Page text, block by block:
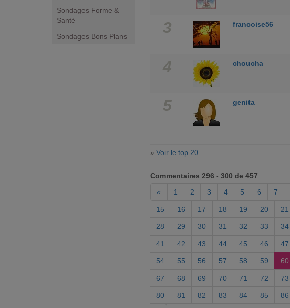
Sondages Forme &
Santé
Sondages Bons Plans
3 francoise56
4 choucha
5 genita
» Voir le top 20
Commentaires 296 - 300 de 457
«
1 2 3 4 5 6 7
15 16 17 18 19 20 21
28 29 30 31 32 33 34
41 42 43 44 45 46 47
54 55 56 57 58 59 60
67 68 69 70 71 72 73
80 81 82 83 84 85 86